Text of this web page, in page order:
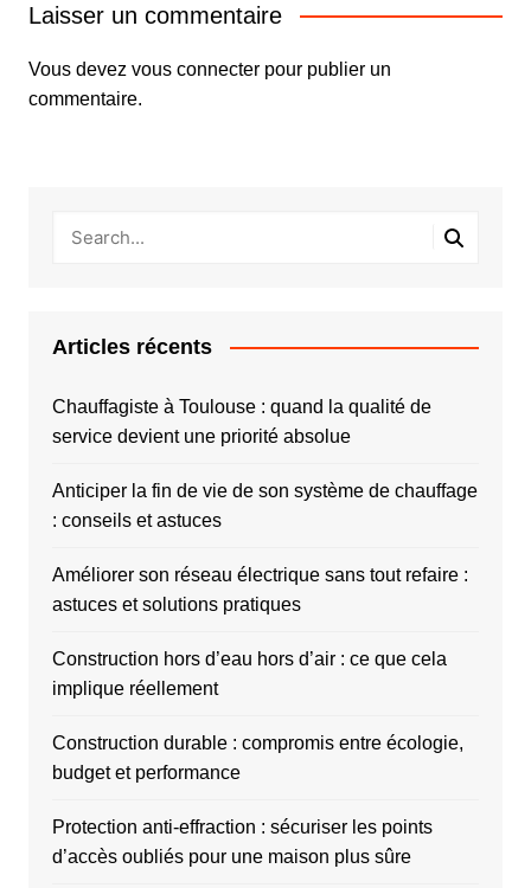
Laisser un commentaire
Vous devez vous connecterpour publier un
commentaire.
Articles récents
Chauffagiste à Toulouse : quand la qualité de
service devient une priorité absolue
Anticiper la fin de vie de son système de chauffage
: conseils et astuces
Améliorer son réseau électrique sans tout refaire :
astuces et solutions pratiques
Construction hors d’eau hors d’air : ce que cela
implique réellement
Construction durable : compromis entre écologie,
budget et performance
Protection anti-effraction : sécuriser les points
d’accès oubliés pour une maison plus sûre